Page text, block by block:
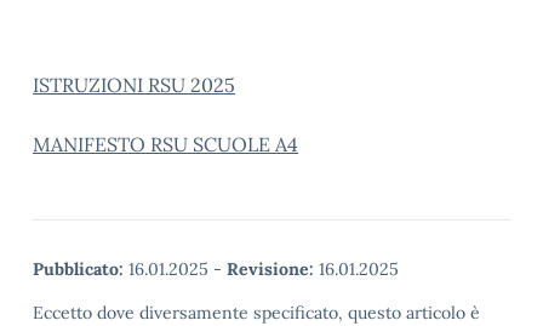
ISTRUZIONI RSU 2025
MANIFESTO RSU SCUOLE A4
Pubblicato: 16.01.2025 - Revisione: 16.01.2025
Eccetto dove diversamente specificato, questo articolo è